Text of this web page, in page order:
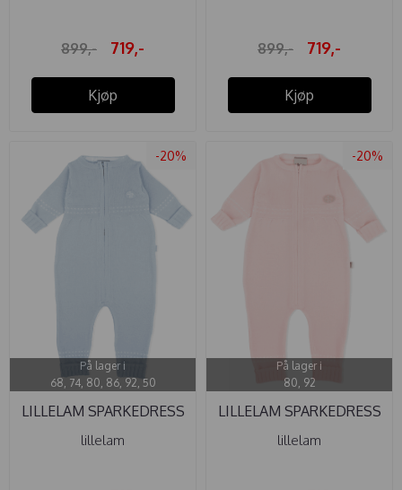
899,- 719,-
Kjøp
899,- 719,-
Kjøp
-20%
På lager i
68, 74, 80, 86, 92, 50
LILLELAM SPARKEDRESS
CLASSIC ...
lillelam
-20%
På lager i
80, 92
LILLELAM SPARKEDRESS
CLASSIC ...
lillelam